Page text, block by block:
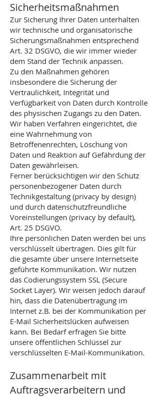
Sicherheitsmaßnahmen
Zur Sicherung Ihrer Daten unterhalten
wir technische und organisatorische
Sicherungsmaßnahmen entsprechend
Art. 32 DSGVO, die wir immer wieder
dem Stand der Technik anpassen.
Zu den Maßnahmen gehören
insbesondere die Sicherung der
Vertraulichkeit, Integrität und
Verfügbarkeit von Daten durch Kontrolle
des physischen Zugangs zu den Daten.
Wir haben Verfahren eingerichtet, die
eine Wahrnehmung von
Betroffenenrechten, Löschung von
Daten und Reaktion auf Gefährdung der
Daten gewährleisen.
Ferner berücksichtigen wir den Schutz
personenbezogener Daten durch
Technikgestaltung (privacy by design)
und durch datenschutzfreundliche
Voreinstellungen (privacy by default),
Art. 25 DSGVO.
Ihre persönlichen Daten werden bei uns
verschlüsselt übertragen. Dies gilt für
die gesamte über unsere Internetseite
geführte Kommunikation. Wir nutzen
das Codierungssystem SSL (Secure
Socket Layer). Wir weisen jedoch darauf
hin, dass die Datenübertragung im
Internet z.B. bei der Kommunikation per
E-Mail Sicherheitslücken aufweisen
kann. Bei Bedarf erfragen Sie bitte
unsere öffentlichen Schlüssel zur
verschlüsselten E-Mail-Kommunikation.
Zusammenarbeit mit
Auftragsverarbeitern und